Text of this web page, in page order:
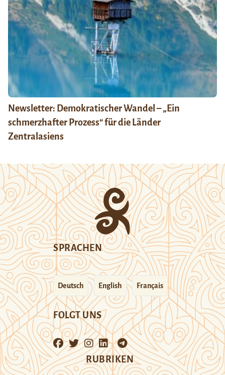
Newsletter: Demokratischer Wandel – „Ein
schmerzhafter Prozess“ für die Länder
Zentralasiens
SPRACHEN
Deutsch English Français
FOLGT UNS
RUBRIKEN